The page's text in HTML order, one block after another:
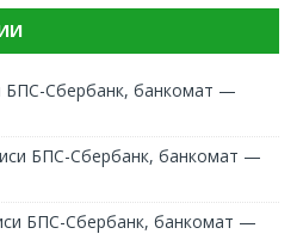
БПС-Сбербанк, банкомат —
БПС-Сбербанк, банкомат —
БПС-Сбербанк, банкомат —